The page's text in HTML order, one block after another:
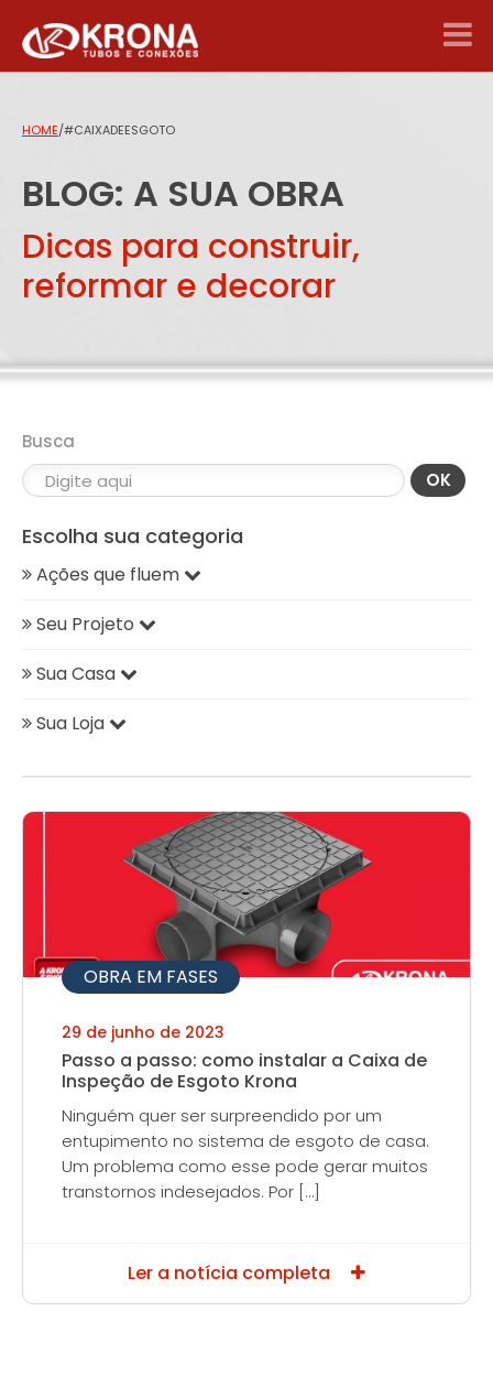
HOME/#CAIXADEESGOTO
BLOG: A SUA OBRA
Dicas para construir,
reformar e decorar
Busca
OK
OBRA EM FASES
29 de junho de 2023
Passo a passo: como instalar a Caixa de
Inspeção de Esgoto Krona
Ninguém quer ser surpreendido por um
entupimento no sistema de esgoto de casa.
Um problema como esse pode gerar muitos
transtornos indesejados. Por […]
Ler a notícia completa
Escolha sua categoria
Ações que fluem
Seu Projeto
Sua Casa
Sua Loja